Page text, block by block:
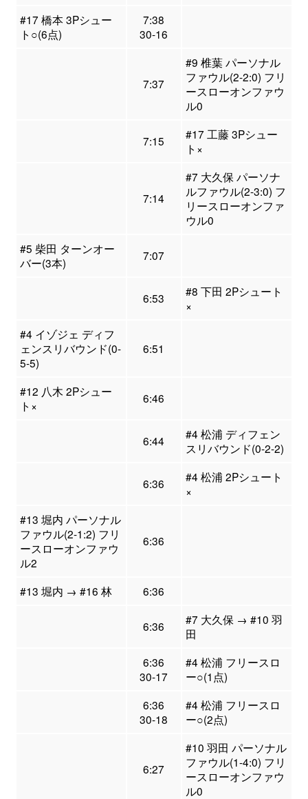
#17 橋本 3Pシュー
ト○(6点)
7:38
30-16
7:37
#9 椎葉 パーソナル
ファウル(2-2:0) フリ
ースローオンファウ
ル0
7:15
#17 工藤 3Pシュー
ト×
7:14
#7 大久保 パーソナ
ルファウル(2-3:0) フ
リースローオンファ
ウル0
#5 柴田 ターンオー
バー(3本)
7:07
6:53
#8 下田 2Pシュート
×
#4 イゾジェ ディフ
ェンスリバウンド(0-
5-5)
6:51
#12 八木 2Pシュー
ト×
6:46
6:44
#4 松浦 ディフェン
スリバウンド(0-2-2)
6:36
#4 松浦 2Pシュート
×
#13 堀内 パーソナル
ファウル(2-1:2) フリ
ースローオンファウ
ル2
6:36
#13 堀内 → #16 林 6:36
6:36
#7 大久保 → #10 羽
田
6:36
30-17
#4 松浦 フリースロ
ー○(1点)
6:36
30-18
#4 松浦 フリースロ
ー○(2点)
6:27
#10 羽田 パーソナル
ファウル(1-4:0) フリ
ースローオンファウ
ル0